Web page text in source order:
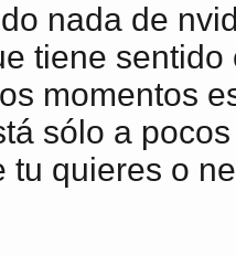
nada de
tiene
momentos
sólo a
tu quieres o